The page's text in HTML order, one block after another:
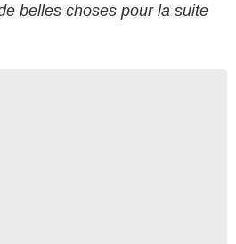
belles choses pour la suite